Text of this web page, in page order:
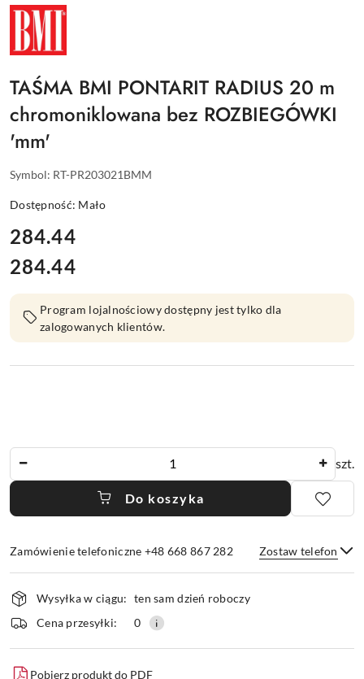
NAZWA
PRODUCENTA:
BMI
TAŚMA BMI PONTARIT RADIUS 20 m
chromoniklowana bez ROZBIEGÓWKI
'mm'
Symbol: RT-PR203021BMM
Dostępność: Mało
cena:
284.44
Cena:
284.44
Program lojalnościowy dostępny jest tylko dla
zalogowanych klientów.
szt.
Do koszyka
Zamówienie telefoniczne +48 668 867 282 Zostaw telefon
Wyślij
Dostępność
i
dostawa
Wysyłka w ciągu: ten sam dzień roboczy
Cena przesyłki:
0
Pobierz produkt do PDF